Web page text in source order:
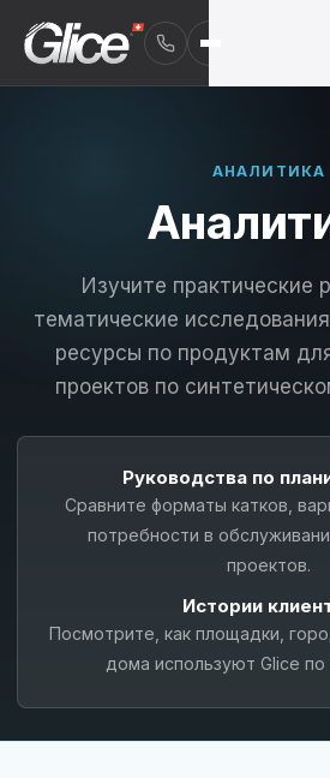
Deutsch
Nederlands
Italiano
Español
АНАЛИТИКА
Изучите практические
тематические
ресурсы по продуктам
проектов по
Руководства по
Сравните форматы катков,
потребности в
проектов.
Истории
Посмотрите, как площадки,
дома используют Glice